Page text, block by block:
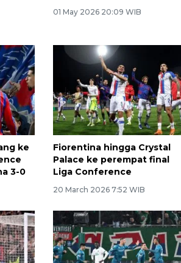
01 May 2026 20:09 WIB
ke
3-0
Fiorentina hingga Crystal
Palace ke perempat final
Liga Conference
20 March 2026 7:52 WIB